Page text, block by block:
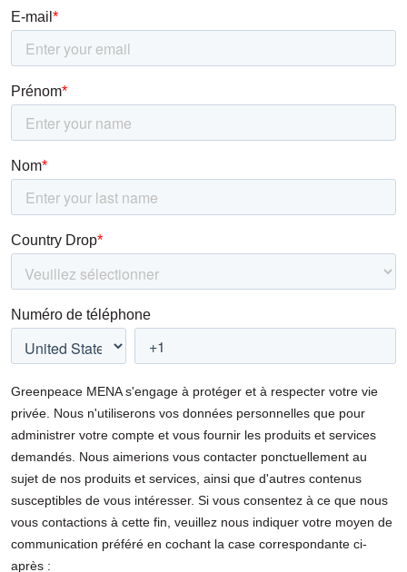
climatique.
de vie sur Terre – ils ont maintenant besoin de
nous pour les protéger. Signez la pétition en
faveur de la création de sanctuaires et faites
pression sur les gouvernements pour se mettre
d’accord sur un traité mondial puissant sur les